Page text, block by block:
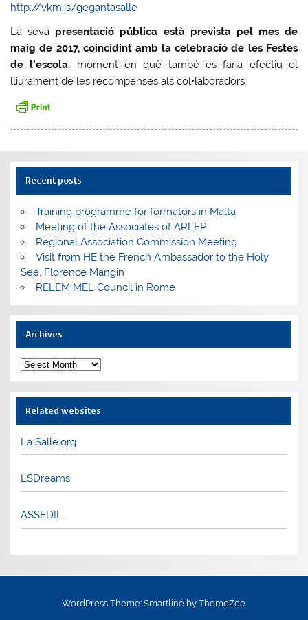
http://vkm.is/gegantasalle
La seva presentació pública està prevista pel mes de
maig de 2017, coincidint amb la celebració de les Festes
de l’escola, moment en què també es faria efectiu el
lliurament de les recompenses als col•laboradors
Recent posts
Training programme for formators in Malta
Meeting of the Associates of ARLEP
Regional Association Commission Meeting
Visit from HE the French Ambassador to the Holy
See, Florence Mangin
RELEM MEL Council in Rome
Archives
Archives
Related websites
La Salle.org
LSDreams
ASSEDIL
WordPress Theme: Smartline by ThemeZee.